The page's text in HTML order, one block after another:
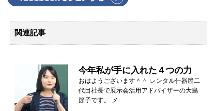
関連記事
今年私が手に入れた４つの力
おはようございます＾＾ レンタル什器屋二
代目社長で展示会活用アドバイザーの大島
節子です。 メ